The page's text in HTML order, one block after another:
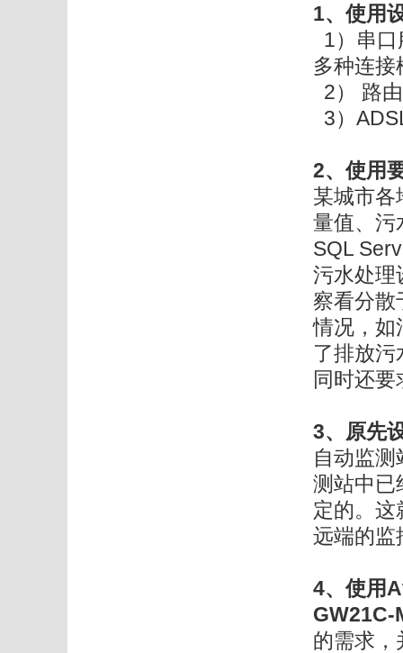
1、使用
1）串
多种连
2） 路
3）
2、使用
某城市各
量值、污
SQL
污水处理
察看分散
情况，如
了排放
同时还
3、 原先
自动监
测站中已
定的。这
远端的监
4、使用
GW21C-
的需求，